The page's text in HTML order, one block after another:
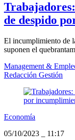
de despido
El incumplimiento de
suponen el
Management &
Redacción Gestión
Economía
05/10/2023
11:17